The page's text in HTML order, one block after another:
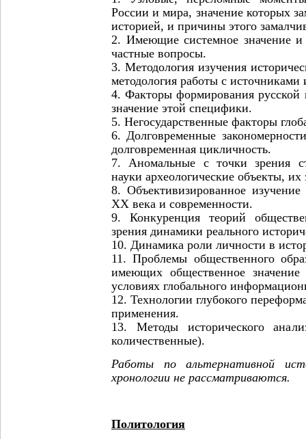
России и мира, значение которых
историей, и причины этого
2. Имеющие системное значение
частные вопросы.
3. Методология изучения
методология работы с
4. Факторы формирования русской
значение этой специфики.
5. Негосударственные факторы
6. Долговременные
долговременная цикличность.
7. Аномальные с точки зрения
науки археологические объекты,
8. Объективизированное
ХХ века и современности.
9. Конкуренция теорий
зрения динамики реального
10. Динамика роли личности в
11. Проблемы общественного
имеющих общественное
условиях глобального
12. Технологии глубокого
применения.
13. Методы исторического
количественные).
Работы по альтернативной
хронологии не рассматриваются.
Политология